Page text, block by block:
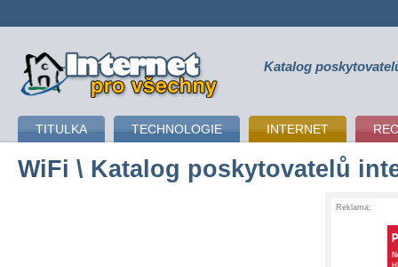
připojení k internetu Katalog
TITULKA TECHNOLOGIE INTERNET
WiFi \ Katalog poskytovatelů
Reklama: